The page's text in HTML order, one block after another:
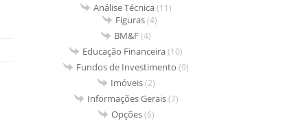
Análise Técnica(11)
Figuras(4)
BM&F(4)
Educação Financeira(10)
Fundos de Investimento (9)
Imóveis(2)
Informações Gerais(7)
Opções(6)